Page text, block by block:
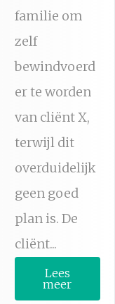
familie om
zelf
bewindvoerd
er te worden
van cliënt X,
terwijl dit
overduidelijk
geen goed
plan is. De
cliënt...
Lees
meer